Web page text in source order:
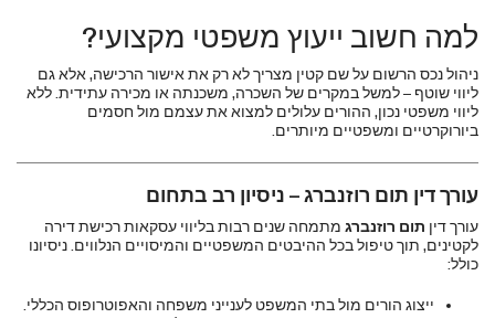
למה חשוב ייעוץ משפטי מקצועי?
ניהול נכס הרשום על שם קטין מצריך לא רק את אישור הרכישה, אלא גם
ליווי שוטף – למשל במקרים של השכרה, משכנתה או מכירה עתידית. ללא
ליווי משפטי נכון, ההורים עלולים למצוא את עצמם מול חסמים
ביורוקרטיים ומשפטיים מיותרים.
עורך דין תום רוזנברג – ניסיון רב בתחום
עורך דין תום רוזנברג מתמחה שנים רבות בליווי עסקאות רכישת דירה
לקטינים, תוך טיפול בכל ההיבטים המשפטיים והמיסויים הנלווים. ניסיונו
כולל:
ייצוג הורים מול בתי המשפט לענייני משפחה והאפוטרופוס הכללי.